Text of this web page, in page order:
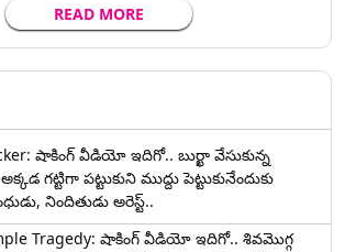
READ MORE
షాకింగ్ వీడియో ఇదిగో.. బుర్ఖా వేసుకున్న
గట్టిగా పట్టుకుని ముద్దు పెట్టుకునేందుకు
నిందితుడు అరెస్ట్..
Tragedy: షాకింగ్ వీడియో ఇదిగో.. శివమొగ్గ